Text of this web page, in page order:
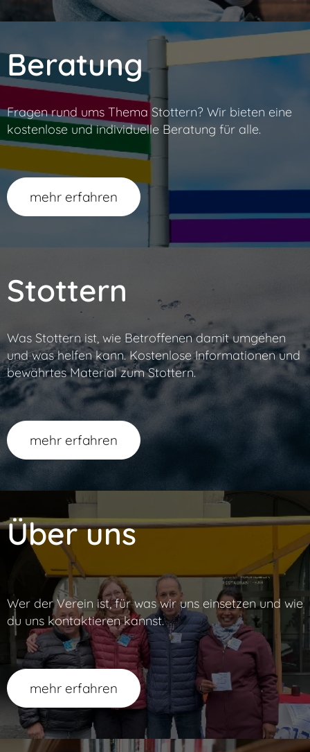
Beratung
Fragen rund ums Thema Stottern? Wir bieten eine
kostenlose und individuelle Beratung für alle.
mehr erfahren
Stottern
Was Stottern ist, wie Betroffenen damit umgehen
und was helfen kann. Kostenlose Informationen und
bewährtes Material zum Stottern.
mehr erfahren
Über uns
Wer der Verein ist, für was wir uns einsetzen und wie
du uns kontaktieren kannst.
mehr erfahren